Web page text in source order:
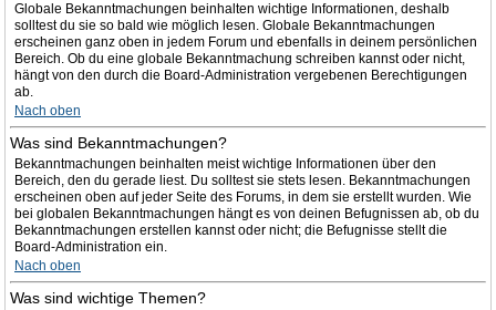
Globale Bekanntmachungen beinhalten wichtige Informationen, deshalb
solltest du sie so bald wie möglich lesen. Globale Bekanntmachungen
erscheinen ganz oben in jedem Forum und ebenfalls in deinem persönlichen
Bereich. Ob du eine globale Bekanntmachung schreiben kannst oder nicht,
hängt von den durch die Board-Administration vergebenen Berechtigungen
ab.
Nach oben
Was sind Bekanntmachungen?
Bekanntmachungen beinhalten meist wichtige Informationen über den
Bereich, den du gerade liest. Du solltest sie stets lesen. Bekanntmachungen
erscheinen oben auf jeder Seite des Forums, in dem sie erstellt wurden. Wie
bei globalen Bekanntmachungen hängt es von deinen Befugnissen ab, ob du
Bekanntmachungen erstellen kannst oder nicht; die Befugnisse stellt die
Board-Administration ein.
Nach oben
Was sind wichtige Themen?